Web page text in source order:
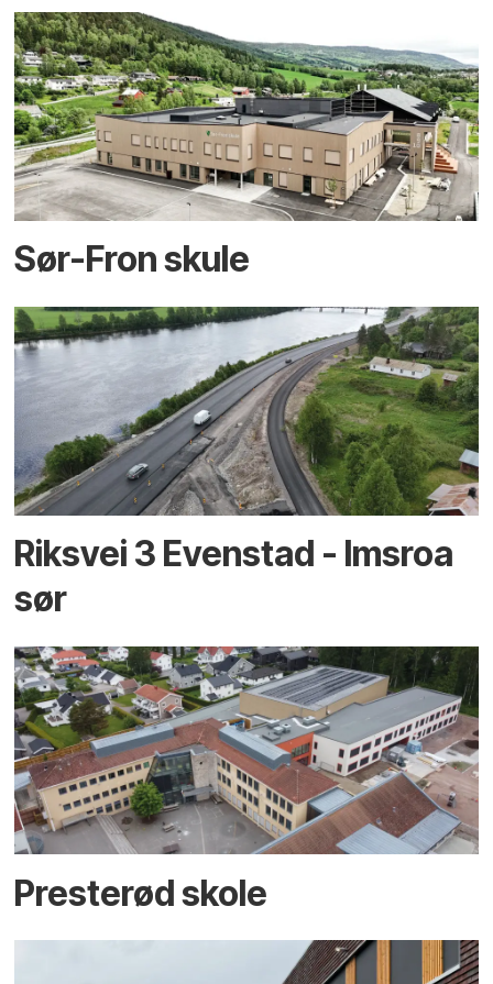
Sør-Fron skule
Riksvei 3 Evenstad - Imsroa
sør
Presterød skole